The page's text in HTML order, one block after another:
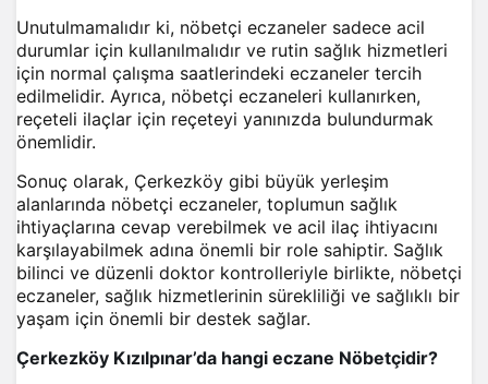
Unutulmamalıdır ki, nöbetçi eczaneler sadece acil
durumlar için kullanılmalıdır ve rutin sağlık hizmetleri
için normal çalışma saatlerindeki eczaneler tercih
edilmelidir. Ayrıca, nöbetçi eczaneleri kullanırken,
reçeteli ilaçlar için reçeteyi yanınızda bulundurmak
önemlidir.
Sonuç olarak, Çerkezköy gibi büyük yerleşim
alanlarında nöbetçi eczaneler, toplumun sağlık
ihtiyaçlarına cevap verebilmek ve acil ilaç ihtiyacını
karşılayabilmek adına önemli bir role sahiptir. Sağlık
bilinci ve düzenli doktor kontrolleriyle birlikte, nöbetçi
eczaneler, sağlık hizmetlerinin sürekliliği ve sağlıklı bir
yaşam için önemli bir destek sağlar.
Çerkezköy Kızılpınar’da hangi eczane Nöbetçidir?